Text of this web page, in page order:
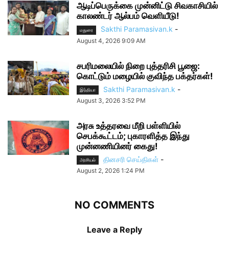
ஆடிப்பெருக்கை முன்னிட்டு சிவகாசியில்
காலண்டர் ஆல்பம் வெளியீடு!
மதுரை Sakthi Paramasivan.k -
August 4, 2026 9:09 AM
சபரிமலையில் நிறை புத்தரிசி பூஜை:
கொட்டும் மழையில் குவிந்த பக்தர்கள்!
இந்தியா Sakthi Paramasivan.k -
August 3, 2026 3:52 PM
அரசு உத்தரவை மீறி பள்ளியில்
செபக்கூட்டம்; புகாரளித்த இந்து
முன்னணியினர் கைது!
அரசியல் தினசரி செய்திகள் -
August 2, 2026 1:24 PM
NO COMMENTS
Leave a Reply